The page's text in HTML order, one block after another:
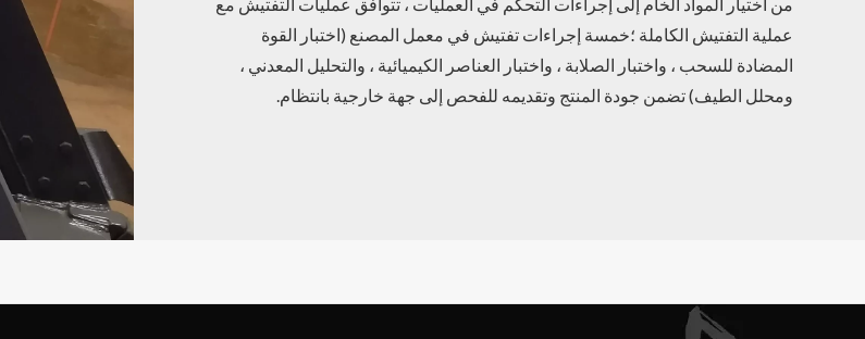
عملية التفتيش الكاملة ؛خمسة إجراءات تفتيش في معمل المصنع (اختبار القوة
المضادة للسحب ، واختبار الصلابة ، واختبار العناصر الكيميائية ، والتحليل المعدني ،
ومحلل الطيف) تضمن جودة المنتج وتقديمه للفحص إلى جهة خارجية بانتظام.